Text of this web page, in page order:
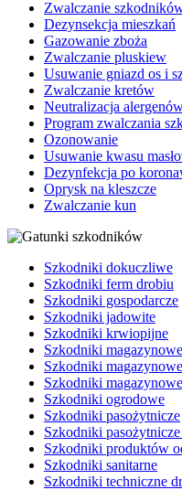
Zwalczanie
Dezynsekcja mieszkań
Gazowanie zboża
Zwalczanie pluskiew
Usuwanie gniazd os i
Zwalczanie kretów
Neutralizacja
Program zwalczania
Ozonowanie
Usuwanie kwasu
Dezynfekcja po
Oprysk na kleszcze
Zwalczanie kun
Szkodniki dokuczliwe
Szkodniki ferm drobiu
Szkodniki gospodarcze
Szkodniki jadowite
Szkodniki krwiopijne
Szkodniki magazynowe
Szkodniki
Szkodniki
Szkodniki ogrodowe
Szkodniki pasożytnicze
Szkodniki pasożytnicze
Szkodniki produktów
Szkodniki sanitarne
Szkodniki techniczne